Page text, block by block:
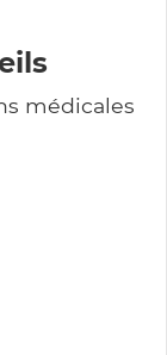
médicales